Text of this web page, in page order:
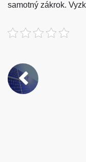
samotný zákrok.